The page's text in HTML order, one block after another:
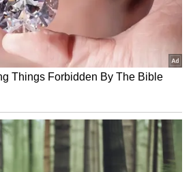
క‌ల‌వ‌డం
స‌రైన స‌మ‌యం